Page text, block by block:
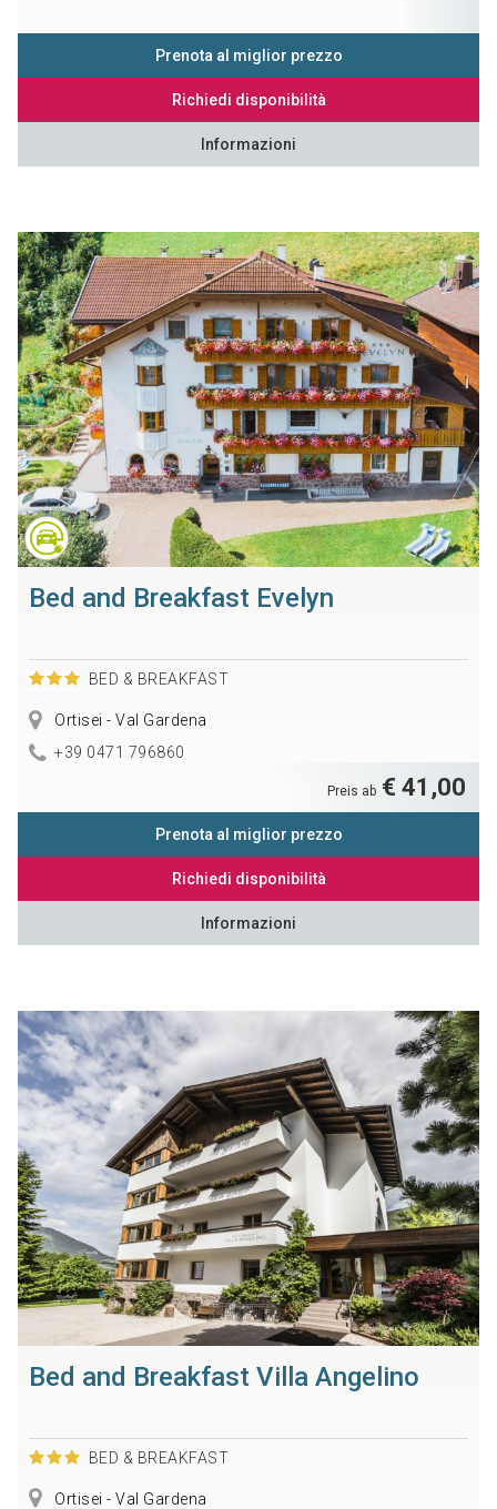
Prenota al miglior prezzo
Richiedi disponibilità
Informazioni
Bed and Breakfast Evelyn
BED & BREAKFAST
Ortisei - Val Gardena
+39 0471 796860
Preis ab € 41,00
Prenota al miglior prezzo
Richiedi disponibilità
Informazioni
Bed and Breakfast Villa Angelino
BED & BREAKFAST
Ortisei - Val Gardena